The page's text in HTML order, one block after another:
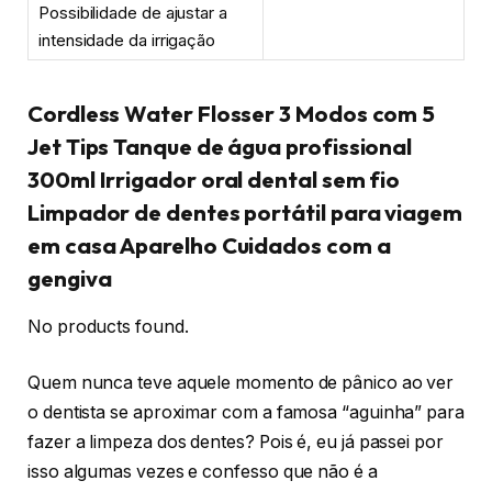
Possibilidade de ajustar a
intensidade da irrigação
Cordless Water Flosser 3 Modos com 5
Jet Tips Tanque de água profissional
300ml Irrigador oral dental sem fio
Limpador de dentes portátil para viagem
em casa Aparelho Cuidados com a
gengiva
No products found.
Quem nunca teve aquele momento de pânico ao ver
o dentista se aproximar com a famosa “aguinha” para
fazer a limpeza dos dentes? Pois é, eu já passei por
isso algumas vezes e confesso que não é a